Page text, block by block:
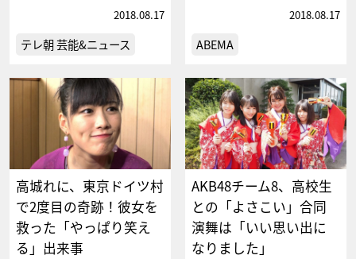
2018.08.17
テレ朝 芸能&ニュース
2018.08.17
ABEMA
高城れに、東京ドイツ村
で2度目の奇跡！彼女を
救った「やっぱり笑え
る」出来事
AKB48チーム8、高校生
との「よさこい」合同
演舞は「いい思い出に
なりました」